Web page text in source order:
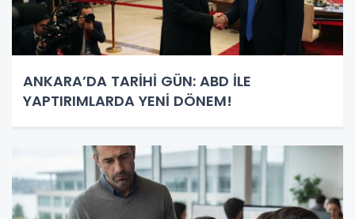
ANKARA’DA TARİHİ GÜN: ABD İLE
YAPTIRIMLARDA YENİ DÖNEM!